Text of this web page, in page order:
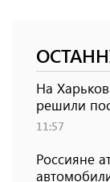
На
решили
11:57
Россияне